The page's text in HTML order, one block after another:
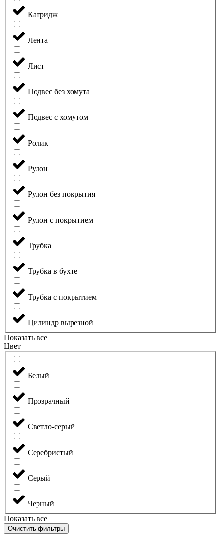
Катридж
Лента
Лист
Подвес без хомута
Подвес с хомутом
Ролик
Рулон
Рулон без покрытия
Рулон с покрытием
Трубка
Трубка в бухте
Трубка с покрытием
Цилиндр вырезной
Показать все
Цвет
Белый
Прозрачный
Светло-серый
Серебристый
Серый
Черный
Показать все
Очистить фильтры